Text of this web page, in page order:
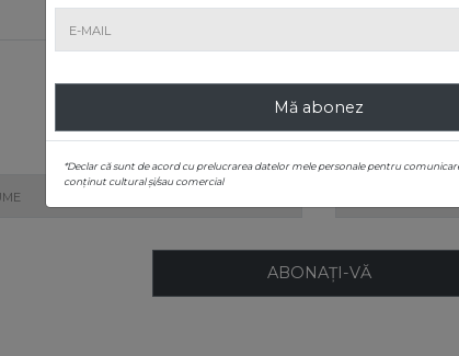
NU RATAȚI NICIO EXPOZIȚIE SAU
ABONAȚI-VĂ
Mă abonez
*Declar că sunt de acord cu prelucrarea datelor mele personale pentru
conținut cultural și/sau comercial